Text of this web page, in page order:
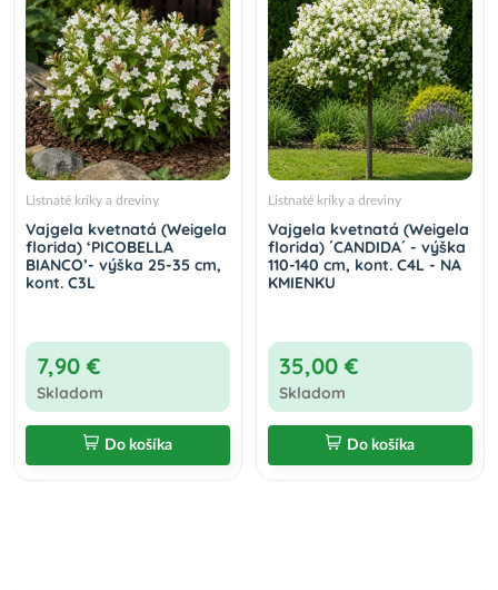
Listnaté kríky a dreviny
Vajgela kvetnatá (Weigela
florida) ‘PICOBELLA
BIANCO’- výška 25-35 cm,
kont. C3L
7,90 €
Skladom
Do košíka
Listnaté kríky a dreviny
Vajgela kvetnatá (Weigela
florida) ´CANDIDA´ - výška
110-140 cm, kont. C4L - NA
KMIENKU
35,00 €
Skladom
Do košíka